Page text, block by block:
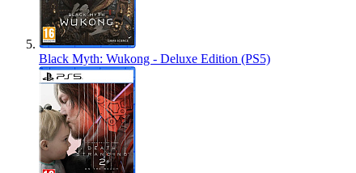
Black Myth: Wukong - Deluxe Edition (PS5)